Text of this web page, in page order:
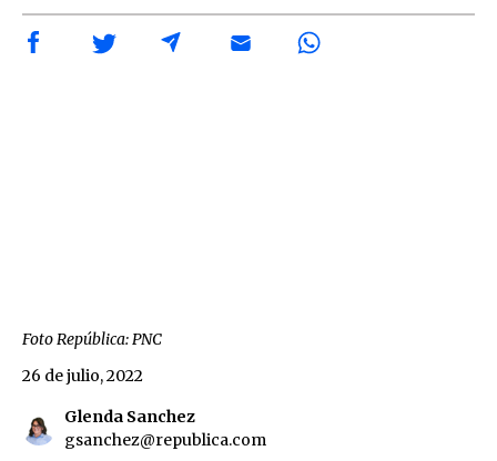
Foto República: PNC
Glenda Sanchez
gsanchez@republica.com
26 de julio, 2022